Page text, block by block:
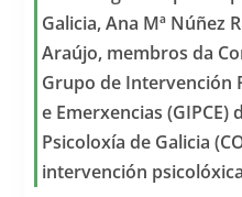
Galicia, Ana Mª Núñez
Araújo, membros da
Grupo de Intervención
e Emerxencias (GIPCE)
Psicoloxía de Galicia
intervención